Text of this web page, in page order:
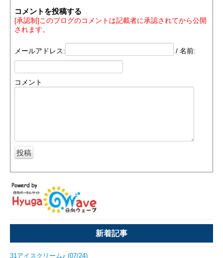
コメントを投稿する
[承認制]このブログのコメントは記載者に承認されてから公開
されます。
メールアドレス: / 名前:
コメント
新着記事
31アイスクリーム♪ (07/24)